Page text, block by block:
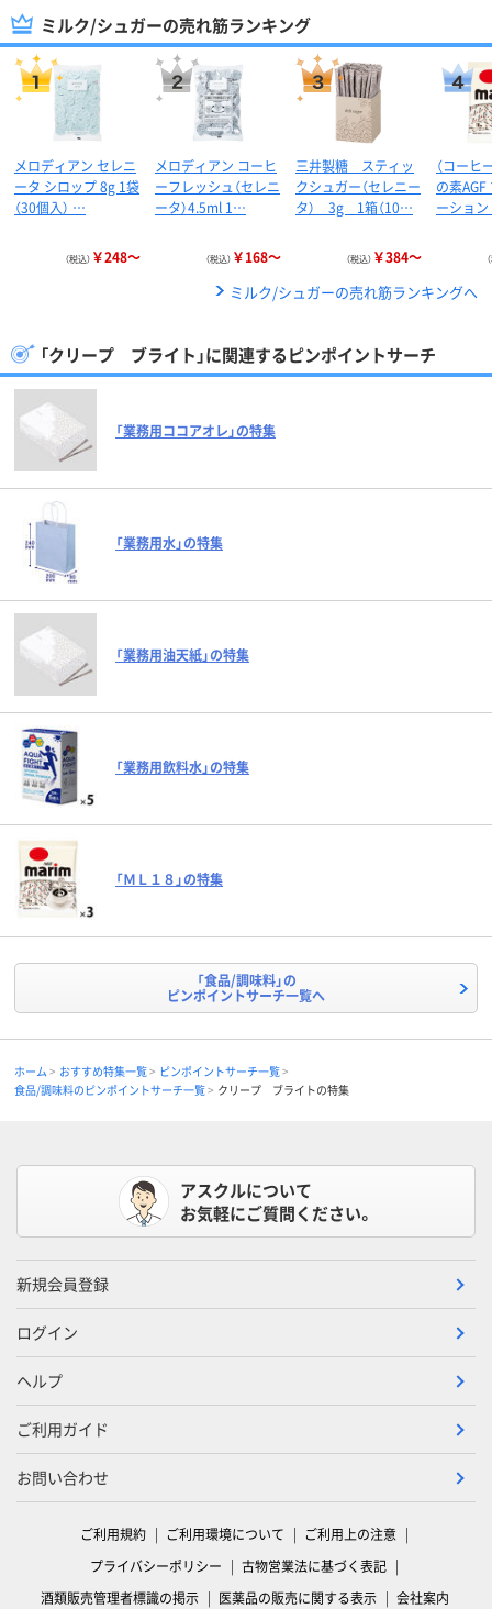
ミルク/シュガーの売れ筋ランキング
メロディアン セレニ
ータ シロップ 8g 1袋
（30個入） …
（税込） ￥248～
メロディアン コーヒ
ーフレッシュ（セレニ
ータ）4.5ml 1…
（税込） ￥168～
三井製糖 スティッ
クシュガー（セレニー
タ） 3g 1箱（10…
（税込） ￥384～
（コーヒ
の素
ーショ
ミルク/シュガーの売れ筋ランキングへ
「クリープ ブライト」に関連するピンポイントサーチ
「業務用ココアオレ」の特集
「業務用水」の特集
「業務用油天紙」の特集
「業務用飲料水」の特集
「ＭＬ１８」の特集
「食品/調味料」の
ピンポイントサーチ一覧へ
ホーム おすすめ特集一覧
ピンポイントサーチ一覧
食品/調味料のピンポイントサーチ一覧
クリープ ブライトの特集
アスクルについて
お気軽にご質問ください。
新規会員登録
ログイン
ヘルプ
ご利用ガイド
お問い合わせ
ご利用規約 ご利用環境について
ご利用上の注意
プライバシーポリシー
古物営業法に基づく表記
酒類販売管理者標識の掲示
医薬品の販売に関する表示 会社案内